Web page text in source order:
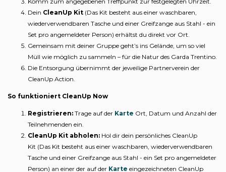
Dein CleanUp Kit (Das Kit besteht aus einer waschbaren,
wiederverwendbaren Tasche und einer Greifzange aus Stahl - ein
Set pro angemeldeter Person) erhältst du direkt vor Ort.
Gemeinsam mit deiner Gruppe geht’s ins Gelände, um so viel
Müll wie möglich zu sammeln – für die Natur des Garda Trentino.
Die Entsorgung übernimmt der jeweilige Partnerverein der
CleanUp Action.
So funktioniert CleanUp Now
Registrieren: Trage auf der Karte Ort, Datum und Anzahl der
Teilnehmenden ein.
CleanUp Kit abholen: Hol dir dein persönliches CleanUp
Kit (Das Kit besteht aus einer waschbaren, wiederverwendbaren
Tasche und einer Greifzange aus Stahl - ein Set pro angemeldeter
Person) an einer der auf der Karte eingezeichneten CleanUp